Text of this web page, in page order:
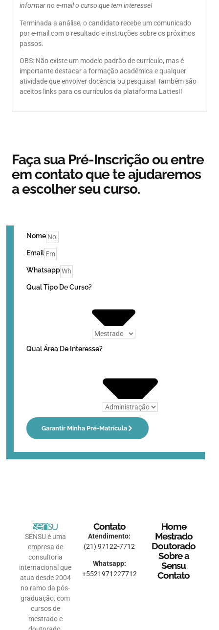
informar no e-mail o curso que tem interesse!
Terminada a análise, o candidato recebe um comunicado
por e-mail com o resultado e instruções sobre os próximos
passos.
OBS: Não existe um modelo padrão de currículo, mas é
importante destacar a formação acadêmica e qualquer
atividade que envolver docência ou pesquisa! Também são
aceitos links para os currículos da plataforma Lattes!!
Faça sua Pré-Inscrição ou entre
em contato que te ajudaremos
a escolher seu curso.
Nome
Email
Whatsapp
Qual Tipo De Curso?
Qual Área De Interesse?
Garantir Minha Pré-Matrícula
SENSU é uma
empresa de
consultoria
internacional que
atua desde 2004
no ramo da pós-
graduação, com
cursos de
mestrado e
Contato
Atendimento:
(21) 97122-7712
Whatsapp:
+5521971227712
Home
Mestrado
Doutorado
Sobre a
Sensu
Contato